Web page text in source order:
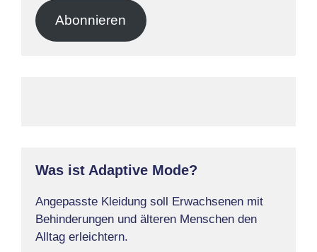
Adresse
Abonnieren
Was ist Adaptive Mode?
Angepasste Kleidung soll Erwachsenen mit
Behinderungen und älteren Menschen den
Alltag erleichtern.